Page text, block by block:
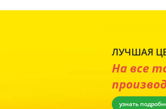
ЛУЧШАЯ
На все
узнать